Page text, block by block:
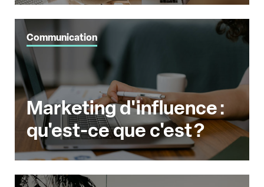
Communication
Marketing d'influence :
qu'est-ce que c'est ?